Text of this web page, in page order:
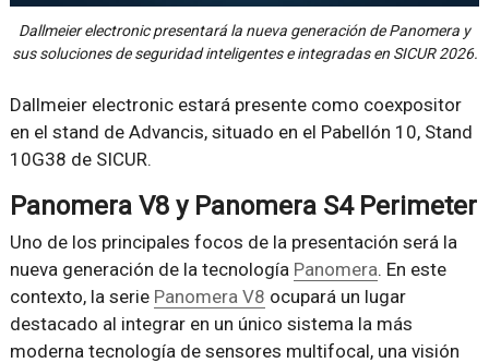
Dallmeier electronic presentará la nueva generación de Panomera y
sus soluciones de seguridad inteligentes e integradas en SICUR 2026.
Dallmeier electronic estará presente como coexpositor
en el stand de Advancis, situado en el Pabellón 10, Stand
10G38 de SICUR.
Panomera V8 y Panomera S4 Perimeter
Uno de los principales focos de la presentación será la
nueva generación de la tecnología Panomera. En este
contexto, la serie Panomera V8 ocupará un lugar
destacado al integrar en un único sistema la más
moderna tecnología de sensores multifocal, una visión